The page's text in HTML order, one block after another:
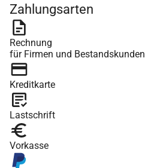
Zahlungsarten
Rechnung
für Firmen und Bestandskunden
Kreditkarte
Lastschrift
Vorkasse